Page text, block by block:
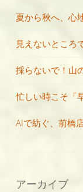
夏から秋へ、心
見えないところ
採らないで！山
忙しい時こそ「
AIで紡ぐ、前橋
アーカイブ